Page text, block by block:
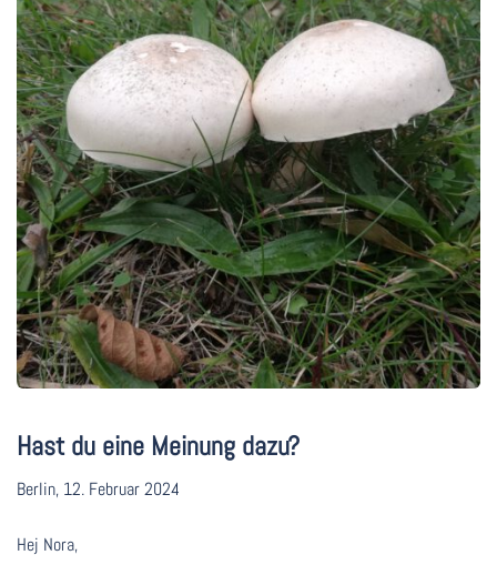
Hast du eine Meinung dazu?
Berlin, 12. Februar 2024
Hej Nora,